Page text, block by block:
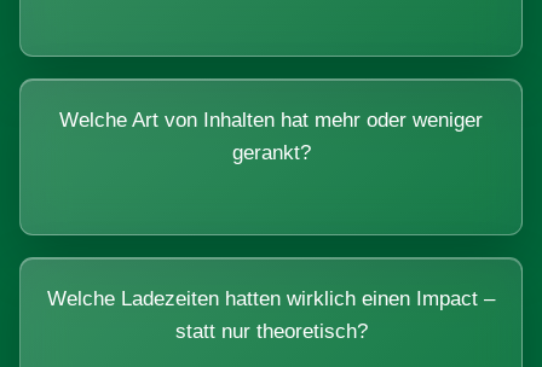
Welche Art von Inhalten hat mehr oder weniger
gerankt?
Welche Ladezeiten hatten wirklich einen Impact –
statt nur theoretisch?